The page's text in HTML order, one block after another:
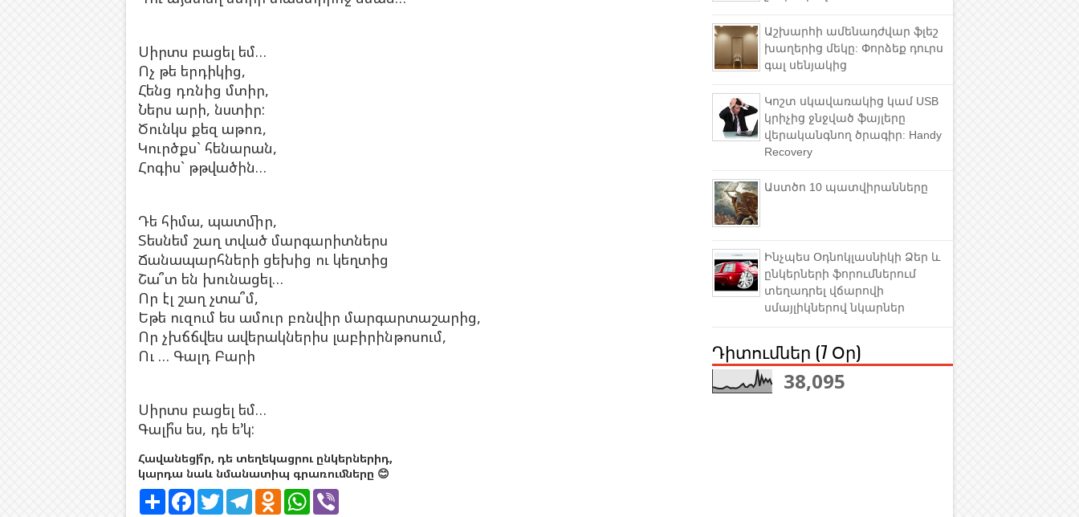
Սիրտս բացել եմ…
Ոչ թե երդիկից,
Հենց դռնից մտիր,
Ներս արի, նստիր:
Ծունկս քեզ աթոռ,
Կուրծքս` հենարան,
Հոգիս` թթվածին…
Դե հիմա, պատմիր,
Տեսնեմ շաղ տված մարգարիտներս
Ճանապարհների ցեխից ու կեղտից
Շա՞տ են խունացել…
Որ էլ շաղ չտա՞մ,
Եթե ուզում ես ամուր բռնվիր մարգարտաշարից,
Որ չխճճվես ավերակներիս լաբիրինթոսում,
Ու … Գալդ Բարի
Սիրտս բացել եմ…
Գալի՞ս ես, դե ե’կ:
Հավանեցի՞ր, դե տեղեկացրու ընկերներիդ,
կարդա նաև նմանատիպ գրառումները 😊
S
F
T
w
T
O
W
Աշխարհի ամենադժվար ֆլեշ
խաղերից մեկը: Փորձեք դուրս
գալ սենյակից
Կոշտ սկավառակից կամ USB
կրիչից ջնջված ֆայլերը
վերականգնող ծրագիր: Handy
Recovery
Աստծո 10 պատվիրանները
Ինչպես Օդնոկլասնիկի Ձեր և
ընկերների ֆորումներում
տեղադրել վճարովի
սմայլիկներով նկարներ
Դիտումներ (7 Օր)
38,095